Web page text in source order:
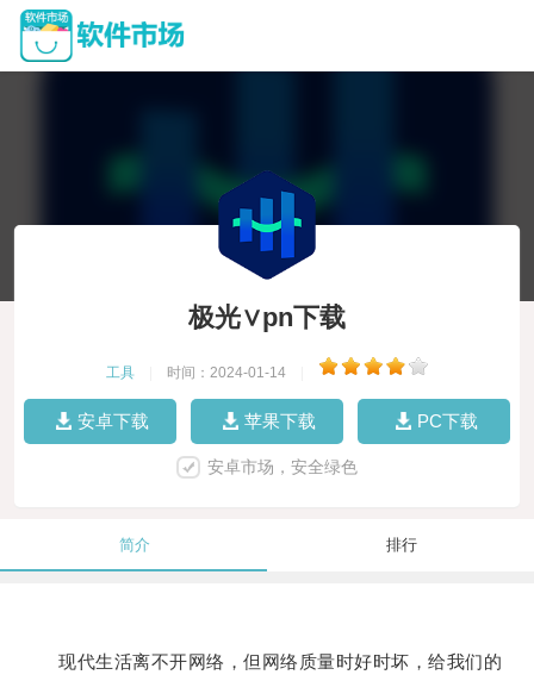
极光∨pn下载
工具 时间：2024-01-14
安卓下载 苹果下载 PC下载
安卓市场，安全绿色
简介 排行
现代生活离不开网络，但网络质量时好时坏，给我们的